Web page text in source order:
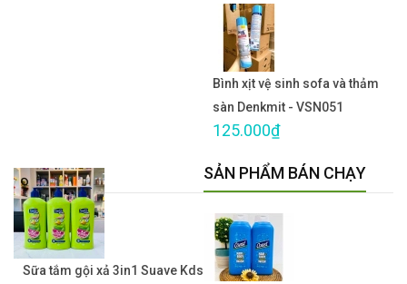
Bình xịt vệ sinh sofa và thảm
sàn Denkmit - VSN051
125.000₫
Sữa tắm gội xả 3in1 Suave Kds
SẢN PHẨM BÁN CHẠY